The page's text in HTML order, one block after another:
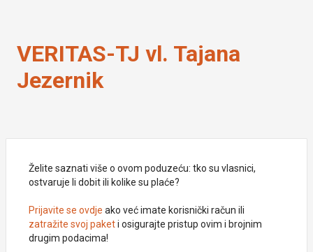
VERITAS-TJ vl. Tajana
Jezernik
Želite saznati više o ovom poduzeću: tko su vlasnici,
ostvaruje li dobit ili kolike su plaće?
Prijavite se ovdje ako već imate korisnički račun ili
zatražite svoj paketi osigurajte pristup ovim i brojnim
drugim podacima!